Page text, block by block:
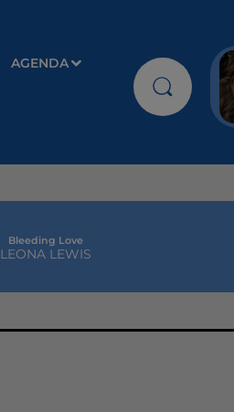
AGENDA
Bleeding Love
LEONA LEWIS